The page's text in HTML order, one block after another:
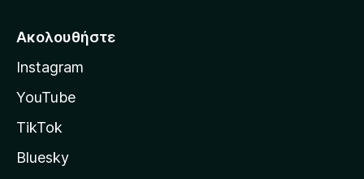
Ακολουθήστε
Instagram
YouTube
TikTok
Bluesky